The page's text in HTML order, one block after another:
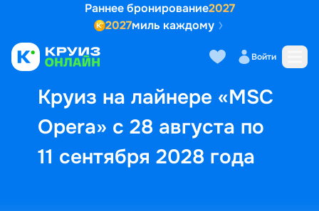
Раннее бронирование2027
2027миль каждому
Войти
Круиз на лайнере «MSC
Opera» с 28 августа по
11 сентября 2028 года
Выбор кают Маршрут и